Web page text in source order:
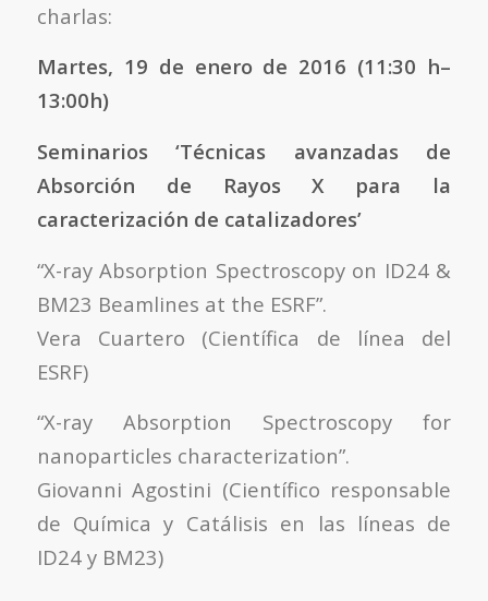
charlas:
Martes, 19 de enero de 2016 (11:30 h–
13:00h)
Seminarios ‘Técnicas avanzadas de
Absorción de Rayos X para la
caracterización de catalizadores’
“X-ray Absorption Spectroscopy on ID24 &
BM23 Beamlines at the ESRF”.
Vera Cuartero (Científica de línea del
ESRF)
“X-ray Absorption Spectroscopy for
nanoparticles characterization”.
Giovanni Agostini (Científico responsable
de Química y Catálisis en las líneas de
ID24 y BM23)